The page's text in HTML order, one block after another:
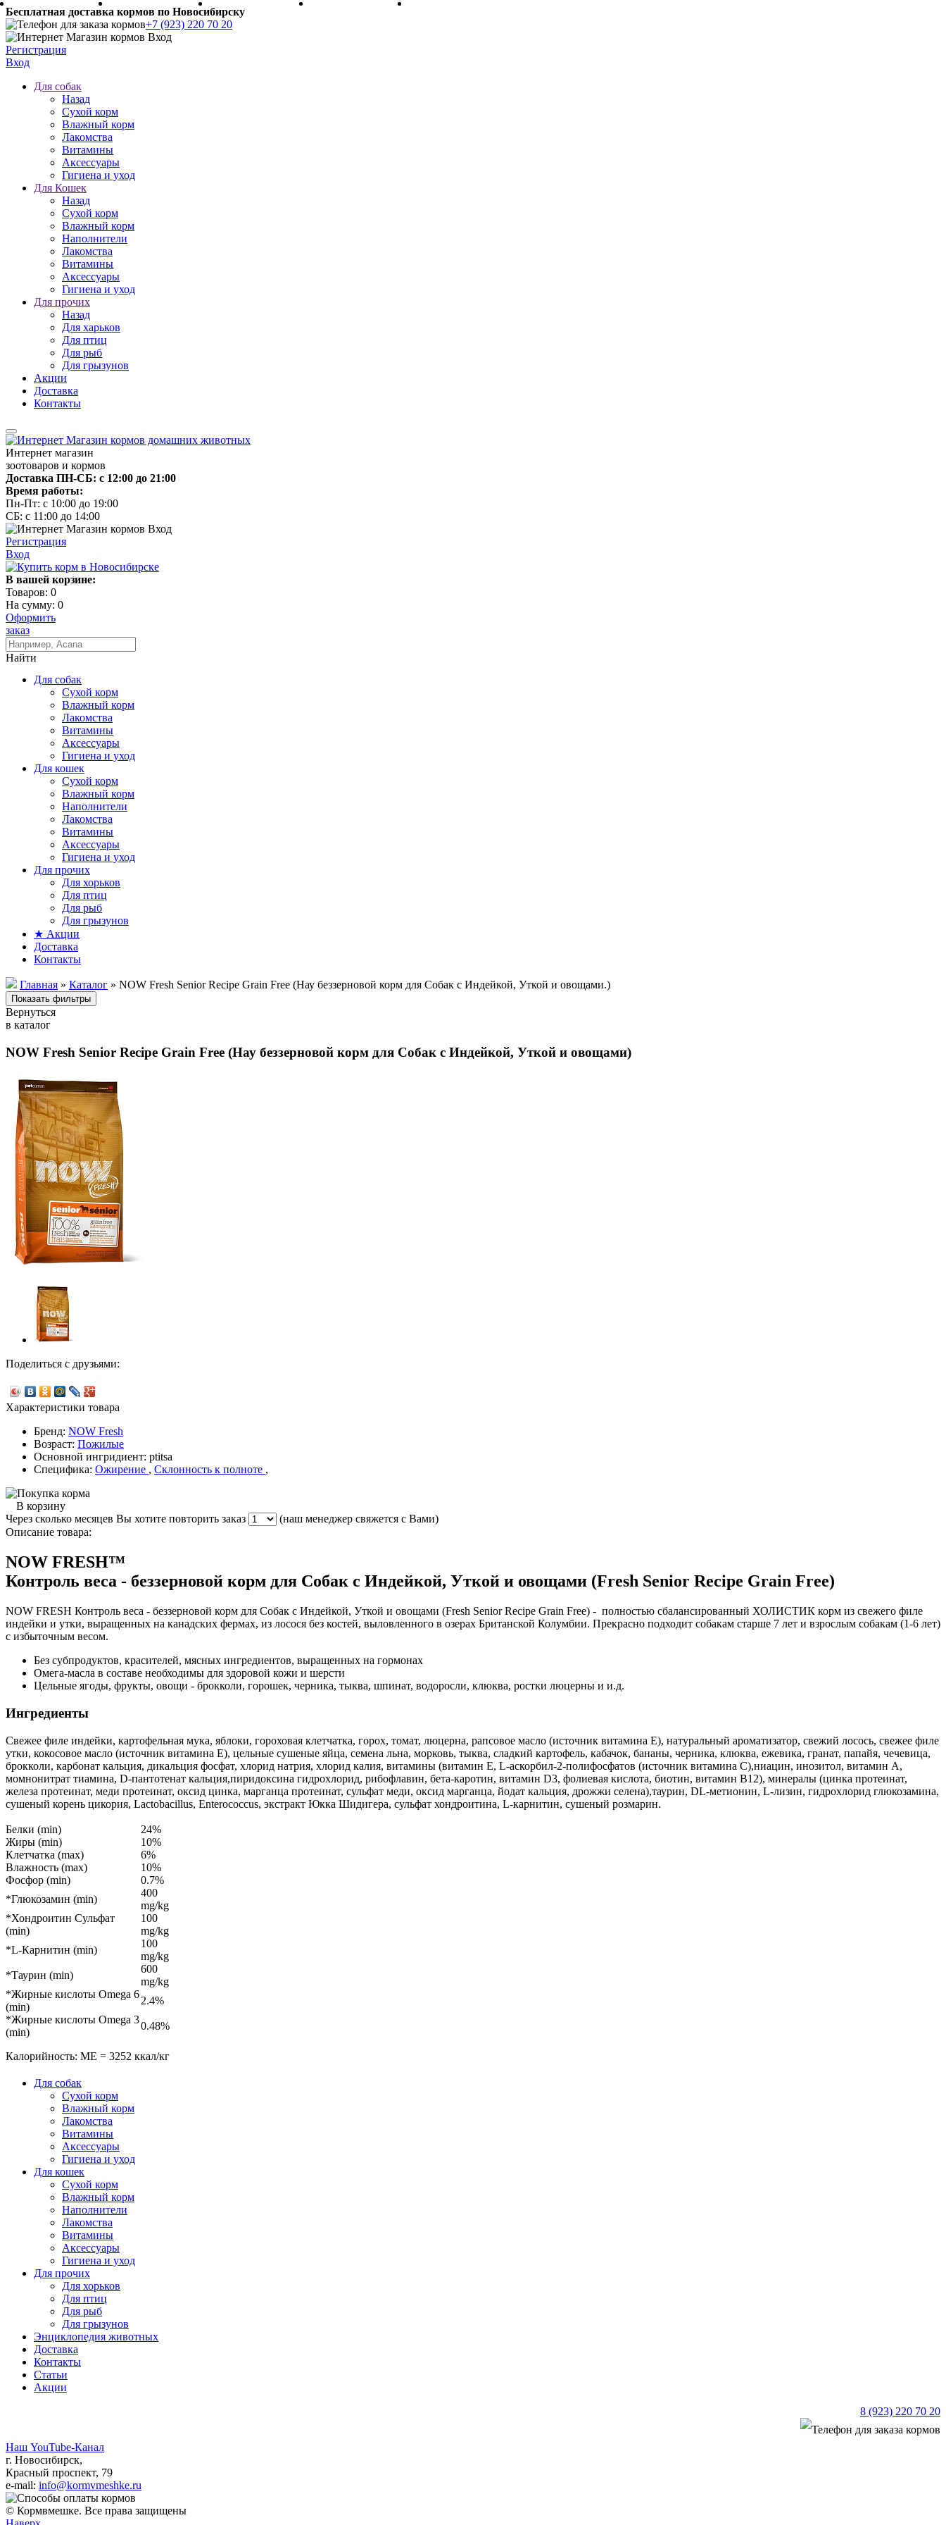
Бесплатная доставка кормов по Новосибирску
+7 (923) 220 70 20
Регистрация
Вход
Для собак
Назад
Сухой корм
Влажный корм
Лакомства
Витамины
Аксессуары
Гигиена и уход
Для Кошек
Назад
Сухой корм
Влажный корм
Наполнители
Лакомства
Витамины
Аксессуары
Гигиена и уход
Для прочих
Назад
Для харьков
Для птиц
Для рыб
Для грызунов
Акции
Доставка
Контакты
Интернет магазин
зоотоваров и кормов
Доставка ПН-СБ: с 12:00 до 21:00
Время работы:
Пн-Пт: с 10:00 до 19:00
СБ: с 11:00 до 14:00
Регистрация
Вход
В вашей корзине:
Товаров: 0
На сумму: 0
Оформить
заказ
Найти
Для собак
Сухой корм
Влажный корм
Лакомства
Витамины
Аксессуары
Гигиена и уход
Для кошек
Сухой корм
Влажный корм
Наполнители
Лакомства
Витамины
Аксессуары
Гигиена и уход
Для прочих
Для хорьков
Для птиц
Для рыб
Для грызунов
★ Акции
Доставка
Контакты
Главная » Каталог » NOW Fresh Senior Recipe Grain Free (Нау беззерновой корм для Собак с Индейкой, Уткой и овощами.)
Вернуться
в каталог
NOW Fresh Senior Recipe Grain Free (Нау беззерновой корм для Собак с Индейкой, Уткой и овощами)
Поделиться с друзьями:
Характеристики товара
Бренд: NOW Fresh
Возраст: Пожилые
Основной ингридиент: ptitsa
Специфика: Ожирение , Склонность к полноте ,
В корзину
Через сколько месяцев Вы хотите повторить заказ
(наш менеджер свяжется с Вами)
Описание товара:
NOW FRESH™
Контроль веса - беззерновой корм для Собак с Индейкой, Уткой и овощами (Fresh Senior Recipe Grain Free)
NOW FRESH Контроль веса - беззерновой корм для Собак с Индейкой, Уткой и овощами (Fresh Senior Recipe Grain Free) - полностью сбалансированный ХОЛИСТИК корм из свежего филе
индейки и утки, выращенных на канадских фермах, из лосося без костей, выловленного в озерах Британской Колумбии. Прекрасно подходит собакам старше 7 лет и взрослым собакам (1-6 лет)
с избыточным весом.
Без субпродуктов, красителей, мясных ингредиентов, выращенных на гормонах
Омега-масла в составе необходимы для здоровой кожи и шерсти
Цельные ягоды, фрукты, овощи - брокколи, горошек, черника, тыква, шпинат, водоросли, клюква, ростки люцерны и и.д.
Ингредиенты
Свежее филе индейки, картофельная мука, яблоки, гороховая клетчатка, горох, томат, люцерна, рапсовое масло (источник витамина Е), натуральный ароматизатор, свежий лосось, свежее филе
утки, кокосовое масло (источник витамина Е), цельные сушеные яйца, семена льна, морковь, тыква, сладкий картофель, кабачок, бананы, черника, клюква, ежевика, гранат, папайя, чечевица,
брокколи, карбонат кальция, дикальция фосфат, хлорид натрия, хлорид калия, витамины (витамин Е, L-аскорбил-2-полифосфатов (источник витамина С),ниацин, инозитол, витамин А,
момнонитрат тиамина, D-пантотенат кальция,пиридоксина гидрохлорид, рибофлавин, бета-каротин, витамин D3, фолиевая кислота, биотин, витамин В12), минералы (цинка протеинат,
железа протеинат, меди протеинат, оксид цинка, марганца протеинат, сульфат меди, оксид марганца, йодат кальция, дрожжи селена),таурин, DL-метионин, L-лизин, гидрохлорид глюкозамина,
сушеный корень цикория, Lactobacillus, Enterococcus, экстракт Юкка Шидигера, сульфат хондроитина, L-карнитин, сушеный розмарин.
Белки (min)
24%
Жиры (min)
10%
Клетчатка (max)
6%
Влажность (max)
10%
Фосфор (min)
0.7%
*Глюкозамин (min)
400
mg/kg
*Хондроитин Сульфат
(min)
100
mg/kg
*L-Карнитин (min)
100
mg/kg
*Таурин (min)
600
mg/kg
*Жирные кислоты Omega 6
(min)
2.4%
*Жирные кислоты Omega 3
(min)
0.48%
Калорийность: ME = 3252 ккал/кг
Для собак
Сухой корм
Влажный корм
Лакомства
Витамины
Аксессуары
Гигиена и уход
Для кошек
Сухой корм
Влажный корм
Наполнители
Лакомства
Витамины
Аксессуары
Гигиена и уход
Для прочих
Для хорьков
Для птиц
Для рыб
Для грызунов
Энциклопедия животных
Доставка
Контакты
Статьи
Акции
8 (923) 220 70 20
Наш YouTube-Канал
г. Новосибирск,
Красный проспект, 79
e-mail: info@kormvmeshke.ru
© Кормвмешке. Все права защищены